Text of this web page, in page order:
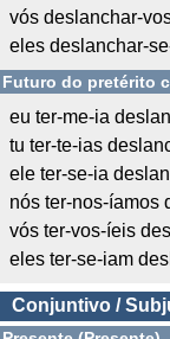
vós deslanchar-
eles deslanchar-
Futuro do pretérito
eu ter-me-ia
tu ter-te-ias
ele ter-se-ia
nós ter-nos-íamos
vós ter-vos-íeis
eles ter-se-iam
Conjuntivo /